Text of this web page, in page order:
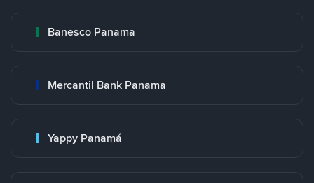
Banesco Panama
Mercantil Bank Panama
Yappy Panamá